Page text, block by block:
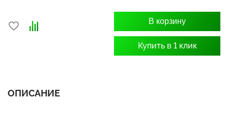
В корзину
Купить в 1 клик
ОПИСАНИЕ